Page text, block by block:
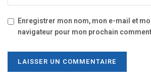
Enregistrer mon nom, mon e-mail et
navigateur pour mon prochain